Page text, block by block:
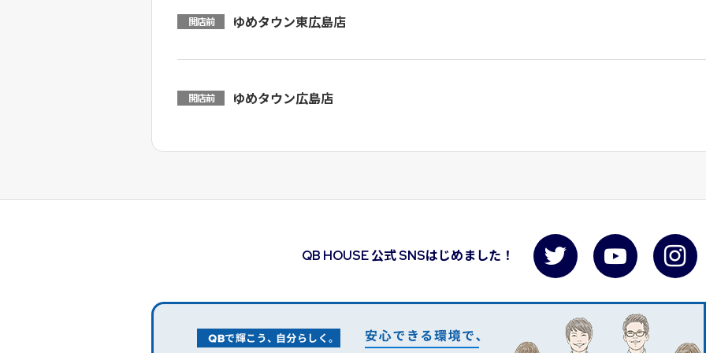
開店前 ゆめタウン東広島店
開店前 ゆめタウン広島店
QB HOUSE 公式 SNSはじめました！